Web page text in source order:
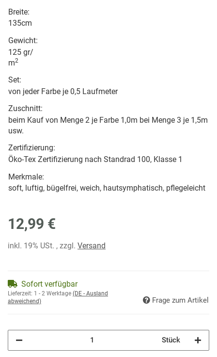
Breite:
135cm
Gewicht:
125 gr/
m2
Set:
von jeder Farbe je 0,5 Laufmeter
Zuschnitt:
beim Kauf von Menge 2 je Farbe 1,0m bei Menge 3 je 1,5m
usw.
Zertifizierung:
Öko-Tex Zertifizierung nach Standrad 100, Klasse 1
Merkmale:
soft, luftig, bügelfrei, weich, hautsymphatisch, pflegeleicht
12,99 €
inkl. 19% USt. , zzgl. Versand
Sofort verfügbar
Lieferzeit: 1 - 2 Werktage (DE - Ausland
abweichend)
Frage zum Artikel
Stück